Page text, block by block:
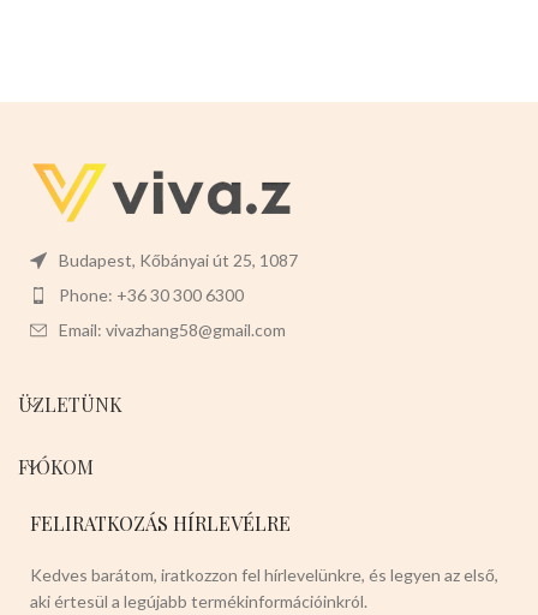
Budapest, Kőbányai út 25, 1087
Phone: +36 30 300 6300
Email: vivazhang58@gmail.com
ÜZLETÜNK
FIÓKOM
FELIRATKOZÁS HÍRLEVÉLRE
Kedves barátom, iratkozzon fel hírlevelünkre, és legyen az első,
aki értesül a legújabb termékinformációinkról.